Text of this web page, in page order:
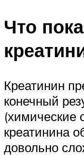
Что
Креатинин
конечный
(химические
креатинина
довольно